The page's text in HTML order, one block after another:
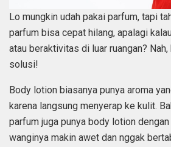
Lo mungkin udah pakai parfum, tapi
parfum bisa cepat hilang, apalagi
atau beraktivitas di luar ruangan?
solusi!
Body lotion biasanya punya aroma
karena langsung menyerap ke kulit.
parfum juga punya body lotion
wanginya makin awet dan nggak